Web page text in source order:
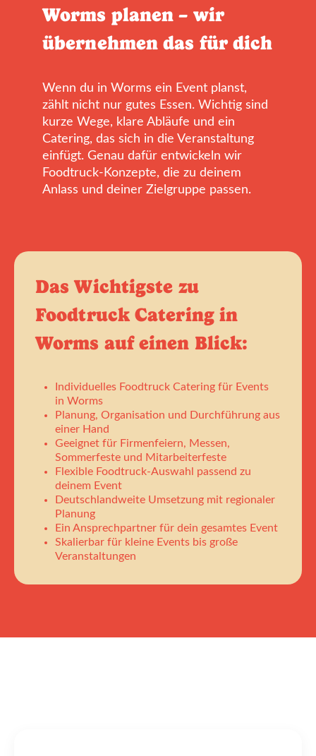
Worms planen – wir
übernehmen das für dich
Wenn du in Worms ein Event planst,
zählt nicht nur gutes Essen. Wichtig sind
kurze Wege, klare Abläufe und ein
Catering, das sich in die Veranstaltung
einfügt. Genau dafür entwickeln wir
Foodtruck-Konzepte, die zu deinem
Anlass und deiner Zielgruppe passen.
Das Wichtigste zu
Foodtruck Catering in
Worms auf einen Blick:
Individuelles Foodtruck Catering für Events
in Worms
Planung, Organisation und Durchführung aus
einer Hand
Geeignet für Firmenfeiern, Messen,
Sommerfeste und Mitarbeiterfeste
Flexible Foodtruck-Auswahl passend zu
deinem Event
Deutschlandweite Umsetzung mit regionaler
Planung
Ein Ansprechpartner für dein gesamtes Event
Skalierbar für kleine Events bis große
Veranstaltungen